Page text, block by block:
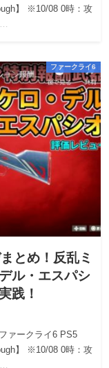
】 ※10/08 0時：攻
…
ファークライ6
とめ！反乱ミ
ル・エスパシ
践！
ァークライ6 PS5
】 ※10/08 0時：攻
…